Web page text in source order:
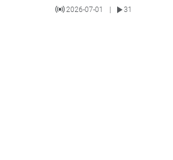
2026-07-01 31